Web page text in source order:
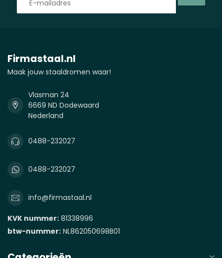
Firmastaal.nl
Maak jouw staaldromen waar!
Vlasman 24
6669 ND Dodewaard
Nederland
0488-232027
0488-232027
info@firmastaal.nl
KVK nummer: 81338996
btw-nummer: NL862050698B01